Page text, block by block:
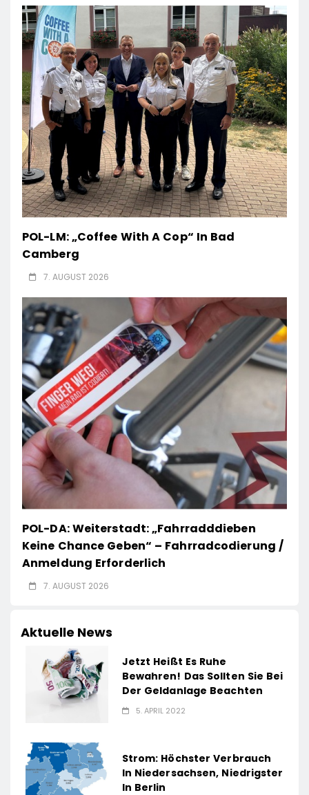
POL-LM: „Coffee With A Cop“ In Bad
Camberg
7. AUGUST 2026
POL-DA: Weiterstadt: „Fahrradddieben
Keine Chance Geben“ – Fahrradcodierung /
Anmeldung Erforderlich
7. AUGUST 2026
Aktuelle News
Jetzt Heißt Es Ruhe
Bewahren! Das Sollten Sie Bei
Der Geldanlage Beachten
5. APRIL 2022
Strom: Höchster Verbrauch
In Niedersachsen, Niedrigster
In Berlin